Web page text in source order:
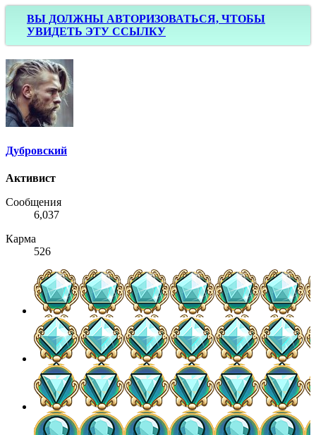
ВЫ ДОЛЖНЫ АВТОРИЗОВАТЬСЯ, ЧТОБЫ
УВИДЕТЬ ЭТУ ССЫЛКУ
Дубровский
Активист
Сообщения
6,037
Карма
526